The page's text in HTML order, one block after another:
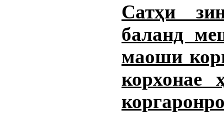
Сатҳи
баланд
маоши
корхонае